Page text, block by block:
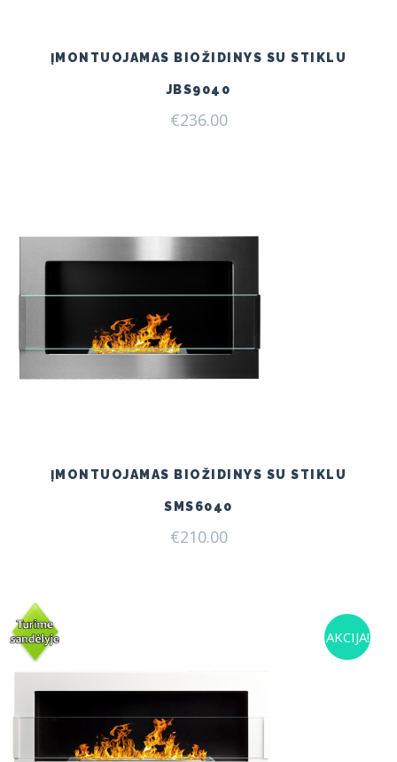
ĮMONTUOJAMAS BIOŽIDINYS SU STIKLU
JBS9040
€236.00
ĮMONTUOJAMAS BIOŽIDINYS SU STIKLU
SMS6040
€210.00
AKCIJA!